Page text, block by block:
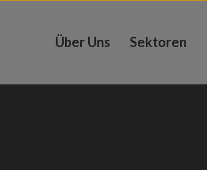
Über Uns Sektoren